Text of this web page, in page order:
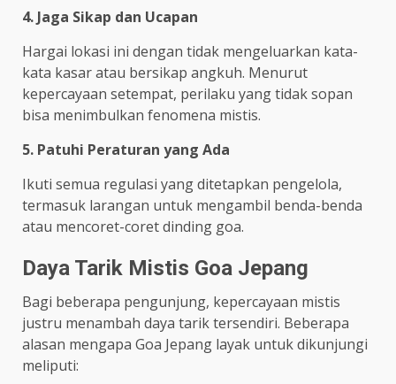
4. Jaga Sikap dan Ucapan
Hargai lokasi ini dengan tidak mengeluarkan kata-
kata kasar atau bersikap angkuh. Menurut
kepercayaan setempat, perilaku yang tidak sopan
bisa menimbulkan fenomena mistis.
5. Patuhi Peraturan yang Ada
Ikuti semua regulasi yang ditetapkan pengelola,
termasuk larangan untuk mengambil benda-benda
atau mencoret-coret dinding goa.
Daya Tarik Mistis Goa Jepang
Bagi beberapa pengunjung, kepercayaan mistis
justru menambah daya tarik tersendiri. Beberapa
alasan mengapa Goa Jepang layak untuk dikunjungi
meliputi: